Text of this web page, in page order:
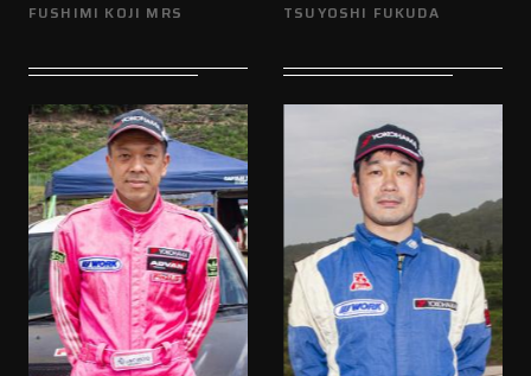
FUSHIMI KOJI MRS TSUYOSHI FUKUDA